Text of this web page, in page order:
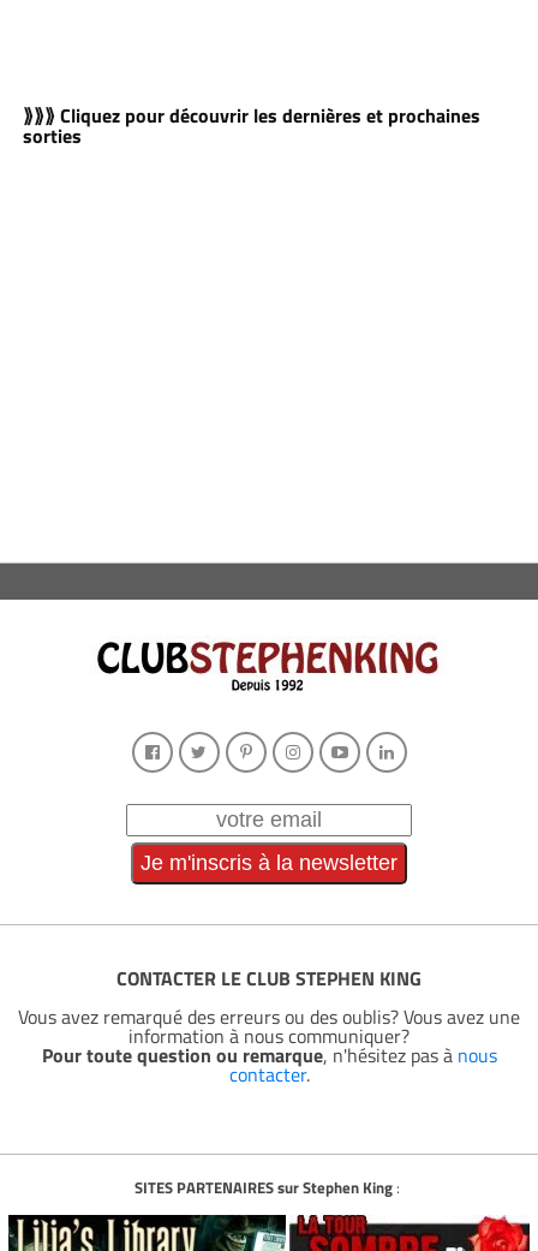
⟫⟫⟫ Cliquez pour découvrir les dernières et prochaines
sorties
CONTACTER LE CLUB STEPHEN KING
Vous avez remarqué des erreurs ou des oublis? Vous avez une
information à nous communiquer?
Pour toute question ou remarque, n'hésitez pas à nous
contacter.
SITES PARTENAIRES sur Stephen King: